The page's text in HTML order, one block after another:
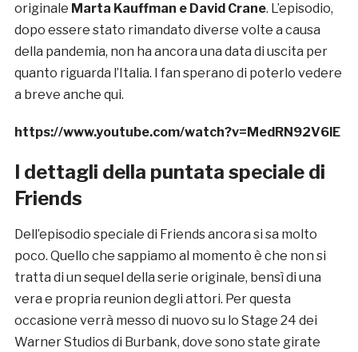
originale Marta Kauffman e David Crane. L’episodio,
dopo essere stato rimandato diverse volte a causa
della pandemia, non ha ancora una data di uscita per
quanto riguarda l’Italia. I fan sperano di poterlo vedere
a breve anche qui.
https://www.youtube.com/watch?v=MedRN92V6lE
I dettagli della puntata speciale di
Friends
Dell’episodio speciale di Friends ancora si sa molto
poco. Quello che sappiamo al momento è che non si
tratta di un sequel della serie originale, bensì di una
vera e propria reunion degli attori. Per questa
occasione verrà messo di nuovo su lo Stage 24 dei
Warner Studios di Burbank, dove sono state girate